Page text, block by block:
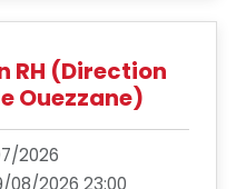
RH (Direction
Ouezzane)
2026
08/2026 23:00